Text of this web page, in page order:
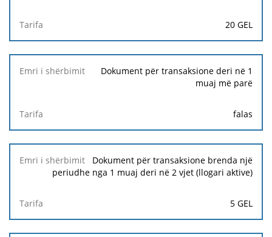
20 GEL
Dokument për transaksione deri në 1
muaj më parë
falas
Dokument për transaksione brenda një
periudhe nga 1 muaj deri në 2 vjet (llogari aktive)
5 GEL